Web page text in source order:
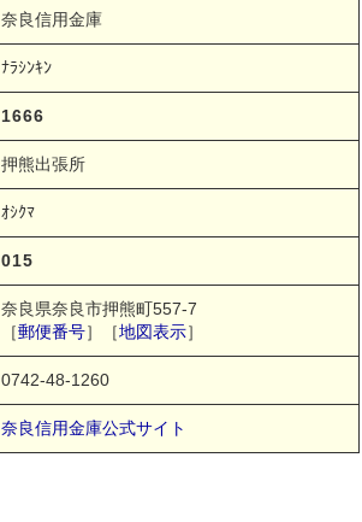
奈良信用金庫
ﾅﾗｼﾝｷﾝ
1666
押熊出張所
ｵｼｸﾏ
015
奈良県奈良市押熊町557-7
［郵便番号］［地図表示］
0742-48-1260
奈良信用金庫公式サイト